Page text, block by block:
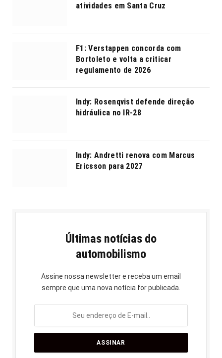
atividades em Santa Cruz
F1: Verstappen concorda com
Bortoleto e volta a criticar
regulamento de 2026
Indy: Rosenqvist defende direção
hidráulica no IR-28
Indy: Andretti renova com Marcus
Ericsson para 2027
Últimas notícias do
automobilismo
Assine nossa newsletter e receba um email
sempre que uma nova notícia for publicada.